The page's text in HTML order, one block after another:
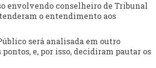
envolvendo conselheiro de Tribunal
o entendimento aos
será analisada em outro
e, por isso, decidiram pautar os